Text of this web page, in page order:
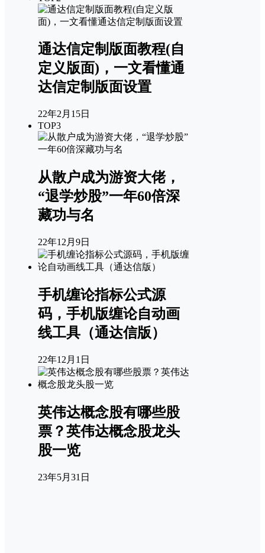
通达信定制版面教程(自
定义版面)，一文看懂通
达信定制版面设置
22年2月15日
TOP3
从散户成为游资大佬，
“退学炒股”一年60倍深
藏功与名
22年12月9日
手机缠论指标公式源
码，手机版缠论自动画
线工具（通达信版）
22年12月1日
英伟达概念股有哪些股
票？英伟达概念股龙头
股一览
23年5月31日